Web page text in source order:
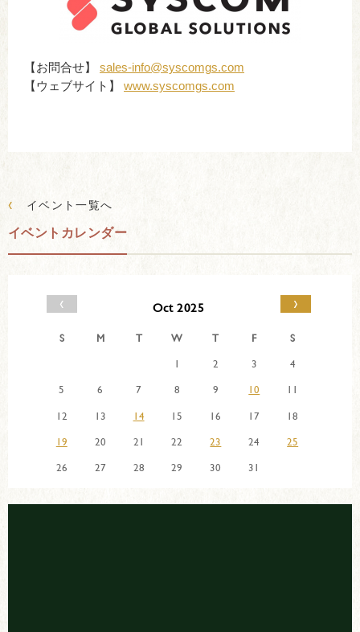
【お問合せ】 sales-info@syscomgs.com
【ウェブサイト】 www.syscomgs.com
‹ イベント一覧へ
イベントカレンダー
‹ Oct 2025 ›
S M T W T F
S
1
2 3
4
5
6 7 8 9 10
11
12
13 14 15 16 17
18
19
20 21 22 23 24
25
26
27 28 29 30 31